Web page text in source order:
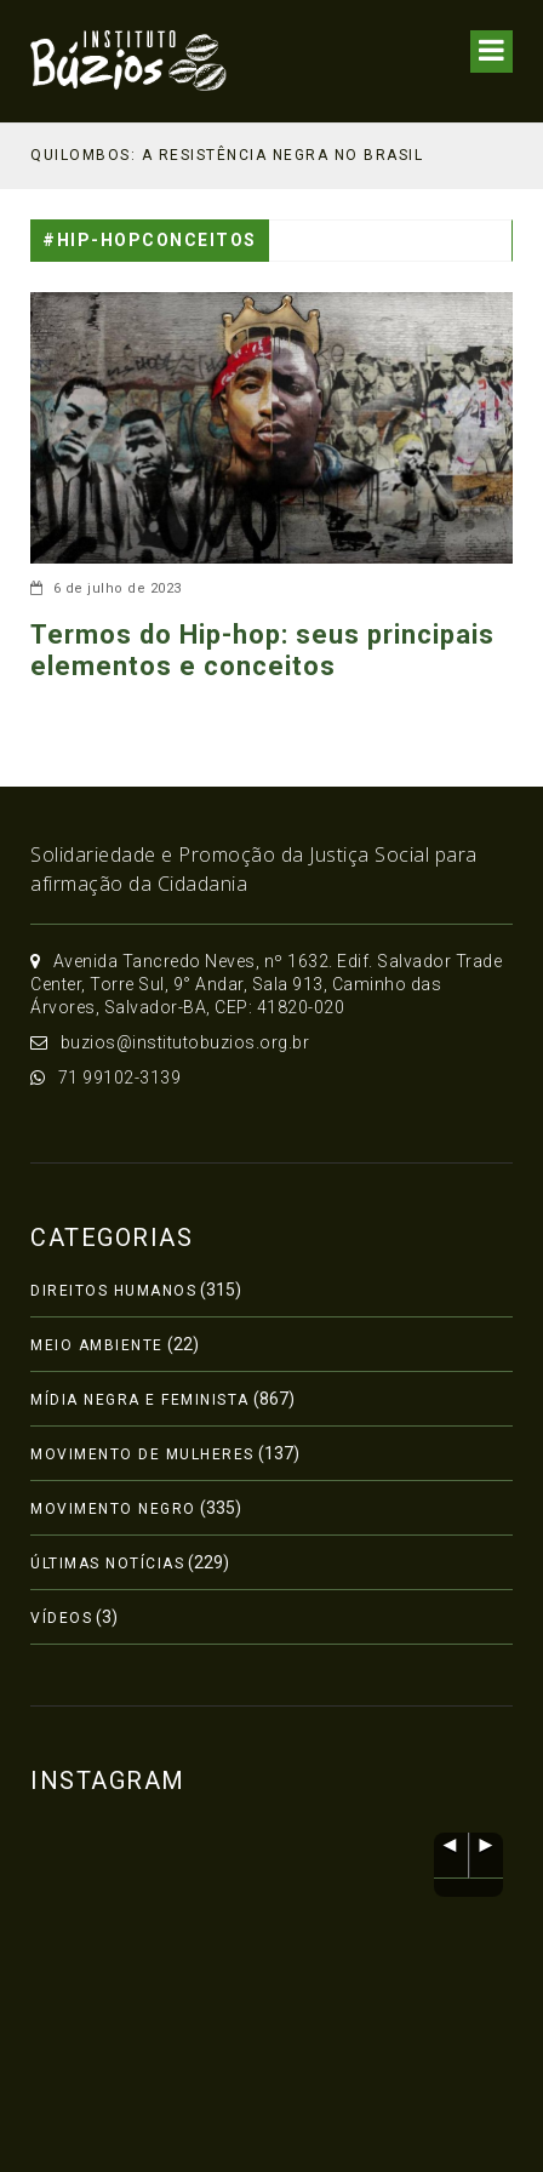
QUILOMBOS: A RESISTÊNCIA NEGRA NO BRASIL
#HIP-HOPCONCEITOS
6 de julho de 2023
Termos do Hip-hop: seus principais
elementos e conceitos
Solidariedade e Promoção da Justiça Social para
afirmação da Cidadania
Avenida Tancredo Neves, nº 1632. Edif. Salvador Trade
Center, Torre Sul, 9° Andar, Sala 913, Caminho das
Árvores, Salvador-BA, CEP: 41820-020
buzios@institutobuzios.org.br
71 99102-3139
CATEGORIAS
DIREITOS HUMANOS (315)
MEIO AMBIENTE (22)
MÍDIA NEGRA E FEMINISTA (867)
MOVIMENTO DE MULHERES (137)
MOVIMENTO NEGRO (335)
ÚLTIMAS NOTÍCIAS (229)
VÍDEOS (3)
INSTAGRAM